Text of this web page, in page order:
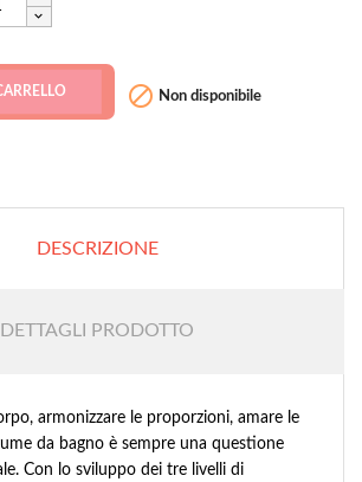
 Non disponibile
DESCRIZIONE
DETTAGLI PRODOTTO
armonizzare le proporzioni, amare le
da bagno è sempre una questione
Con lo sviluppo dei tre livelli di